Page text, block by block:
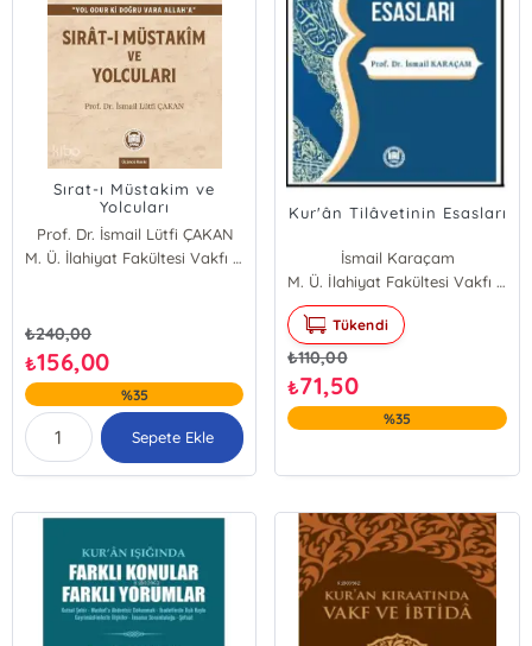
Sırat-ı Müstakim ve
Yolcuları
Prof. Dr. İsmail Lütfi ÇAKAN
M. Ü. İlahiyat Fakültesi Vakfı Yayınları
₺240,00
₺156,00
%35
Sepete Ekle
Kur'ân Tilâvetinin Esasları
İsmail Karaçam
M. Ü. İlahiyat Fakültesi Vakfı Yayınları
Tükendi
₺110,00
₺71,50
%35